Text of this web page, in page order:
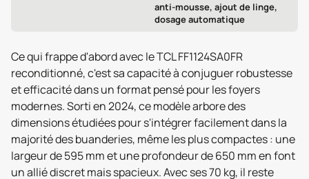
anti-mousse, ajout de linge,
dosage automatique
Ce qui frappe d'abord avec le TCL FF1124SA0FR
reconditionné, c'est sa capacité à conjuguer robustesse
et efficacité dans un format pensé pour les foyers
modernes. Sorti en 2024, ce modèle arbore des
dimensions étudiées pour s'intégrer facilement dans la
majorité des buanderies, même les plus compactes : une
largeur de 595 mm et une profondeur de 650 mm en font
un allié discret mais spacieux. Avec ses 70 kg, il reste